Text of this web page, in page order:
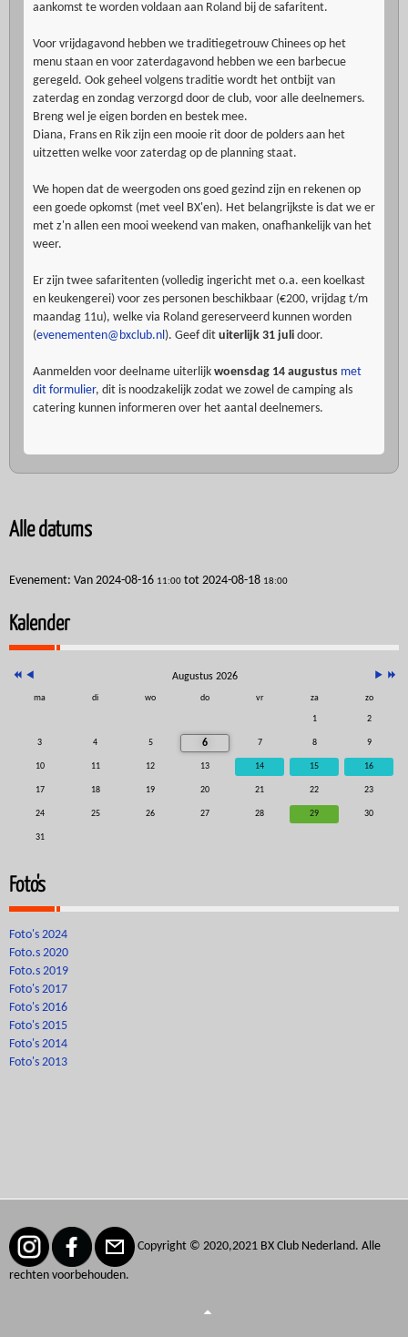
aankomst te worden voldaan aan Roland bij de safaritent.
Voor vrijdagavond hebben we traditiegetrouw Chinees op het
menu staan en voor zaterdagavond hebben we een barbecue
geregeld. Ook geheel volgens traditie wordt het ontbijt van
zaterdag en zondag verzorgd door de club, voor alle deelnemers.
Breng wel je eigen borden en bestek mee.
Diana, Frans en Rik zijn een mooie rit door de polders aan het
uitzetten welke voor zaterdag op de planning staat.
We hopen dat de weergoden ons goed gezind zijn en rekenen op
een goede opkomst (met veel BX'en). Het belangrijkste is dat we er
met z'n allen een mooi weekend van maken, onafhankelijk van het
weer.
Er zijn twee safaritenten (volledig ingericht met o.a. een koelkast
en keukengerei) voor zes personen beschikbaar (€200, vrijdag t/m
maandag 11u), welke via Roland gereserveerd kunnen worden
(evenementen@bxclub.nl). Geef dit uiterlijk 31 juli door.
Aanmelden voor deelname uiterlijk woensdag 14 augustus met
dit formulier, dit is noodzakelijk zodat we zowel de camping als
catering kunnen informeren over het aantal deelnemers.
Alle datums
Evenement: Van 2024-08-16 11:00 tot 2024-08-18 18:00
Kalender
Augustus 2026
ma di wo do vr za zo
1 2
3 4 5 6 7 8 9
10 11 12 13 14 15 16
17 18 19 20 21 22 23
24 25 26 27 28 29 30
31
Foto's
Foto's 2024
Foto.s 2020
Foto.s 2019
Foto's 2017
Foto's 2016
Foto's 2015
Foto's 2014
Foto's 2013
Copyright © 2020,2021 BX Club Nederland. Alle
rechten voorbehouden.